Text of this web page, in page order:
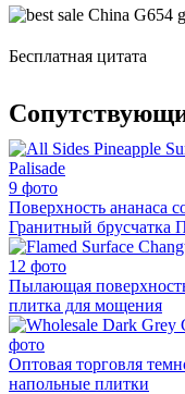
Бесплатная цитата
9 фото
Поверхность ананаса
Гранитный брусчатка
12 фото
Пылающая
плитка для мощения
фото
Оптовая торговля
напольные плитки